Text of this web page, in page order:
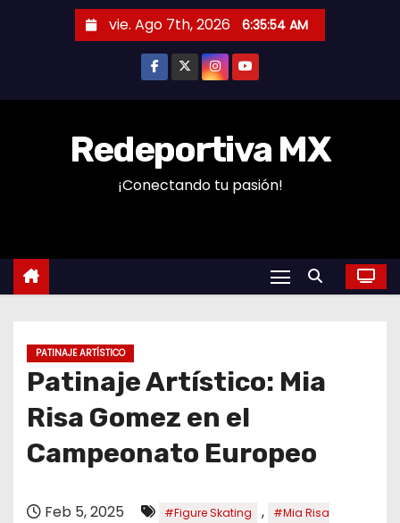
n
vie. Ago 7th, 2026 6:35:54 AM
Redeportiva MX
¡Conectando tu pasión!
PATINAJE ARTÍSTICO
Patinaje Artístico: Mia
Risa Gomez en el
Campeonato Europeo
Feb 5, 2025 #Figure Skating ,
#Mia Risa